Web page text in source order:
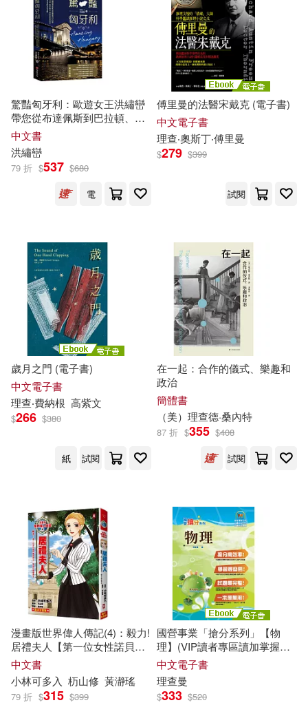
ゆうきせりあ(33)
中公教育醫療衛生系統考試研究院
京師心智(33) 任志鴻(33)
全國管理類研究生入學考試專用教
材編寫組(33)
本社編(33) 柯正龍(33)
聖才學習網主編(33)
金聖榮(33)
GLORY QUEST(32)
七緒リヲン(32)
全國一級建造師執業資格考試輔導
嗶夢(32) 大久保圭(32)
山香教師招聘考試命題研究中心主
李寧(32)
江軍(32) 溫斯頓．邱吉爾(32)
牧之(32) （美）希利爾(32)
三民(428)
廣東經濟出版社(428)
哈爾濱出版社(427)
中國農業科學技術出版社(424)
江蘇人民出版社(424)
全華圖書(422)
人民文學出版社(417)
中國科學技術出版社(416)
中國書籍出版社(412)
華夏出版社(408)
台灣角川(402)
黑龍江科學技術出版社(400)
中國協和醫科大學出版社(398)
天津大學出版社(396)
三采(393)
驚豔匈牙利：歐遊女王洪繡巒
帶您從布達佩斯到巴拉頓、艾
格爾、托卡伊，漫步城堡、酒
窖與溫泉物語，細細品味匈牙
利的文化美饌
中文書
洪繡巒
79 折 $537 $680
電
傅里曼的法醫宋戴克 (電子書)
中文電子書
理查‧奧斯丁‧傅里曼
$279 $399
試閱
歲月之門 (電子書)
中文電子書
理查‧費納根 高紫文
$266 $380
紙 試閱
在一起：合作的儀式、樂趣和
政治
簡體書
（美） 理查德·桑內特
87 折 $355 $408
試閱
漫畫版世界偉人傳記(4)：毅力!
居禮夫人【第一位女性諾貝爾
獎得主、物理化學雙得主】(專
家監修・難字注音版)
中文書
小林可多入 杤山修 黃瀞瑤
79 折 $315 $399
國營事業「搶分系列」【物
理】(VIP讀者專區讀加掌握最
多試題，精華濃縮名師重點整
理精析)(8版) (電子書)
中文電子書
理查曼
$333 $520